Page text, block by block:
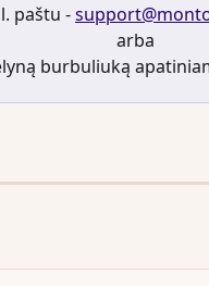
paštu -
arba
burbuliuką